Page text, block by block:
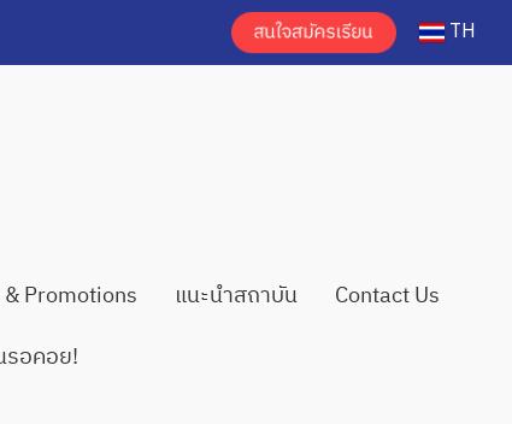
TH
Promotions แนะนำสถาบัน
Contact Us
อคอย!